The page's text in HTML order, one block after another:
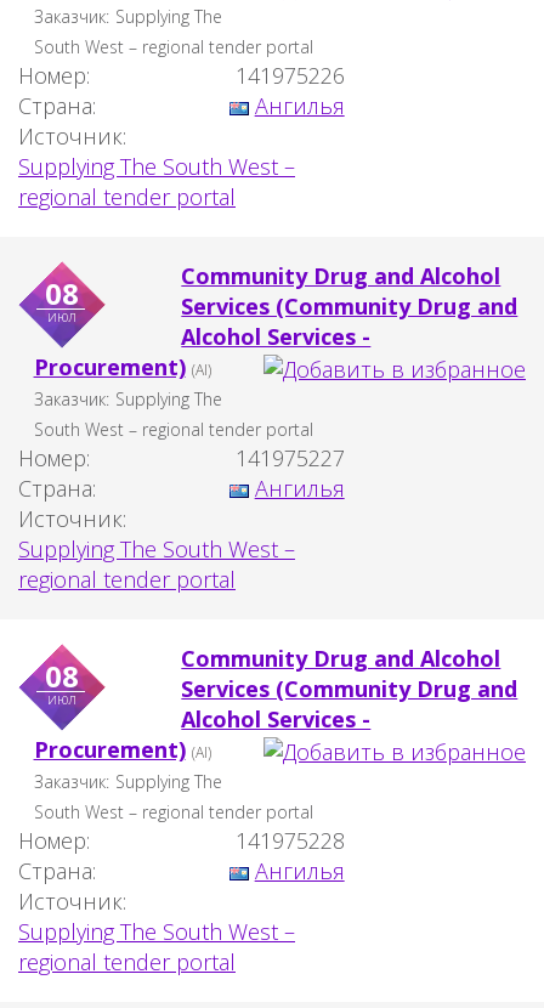
Заказчик: Supplying The
South West – regional tender portal
Номер:
141975226
Страна:
Ангилья
Источник:
Supplying The South West –
regional tender portal
08
июл
Community Drug and Alcohol
Services (Community Drug and
Alcohol Services -
Procurement) (AI)
Заказчик: Supplying The
South West – regional tender portal
Номер:
141975227
Страна:
Ангилья
Источник:
Supplying The South West –
regional tender portal
08
июл
Community Drug and Alcohol
Services (Community Drug and
Alcohol Services -
Procurement) (AI)
Заказчик: Supplying The
South West – regional tender portal
Номер:
141975228
Страна:
Ангилья
Источник:
Supplying The South West –
regional tender portal